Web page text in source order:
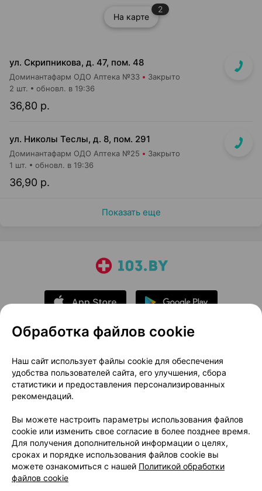
На карте
2
ул. Скрипникова, д. 47, пом. 48
Доминантафарм ОДО Аптека №33 Закрыто
36,80 р.
2 шт. обновл. в 19:36
ул. Николы Теслы, д. 8, пом. 291
Доминантафарм ОДО Аптека №25 Закрыто
36,90 р.
1 шт. обновл. в 19:36
Показать еще
О проекте
Новости проекта
Размещение рекламы
Медицинский маркетинг
Публичный договор
Доставка
Способы оплаты
Вакансии
Партнеры
Написать руководителю 103.by
Написать в поддержку
Персональные настройки Cookie
Обработка файлов cookie
Наш сайт использует файлы cookie для обеспечения
удобства пользователей сайта, его улучшения, сбора
статистики и предоставления персонализированных
рекомендаций.
Вы можете настроить параметры использования файлов
cookie или изменить свое согласие в более позднее время.
Для получения дополнительной информации о целях,
сроках и порядке использования файлов cookie вы
можете ознакомиться с нашей Политикой обработки
файлов cookie